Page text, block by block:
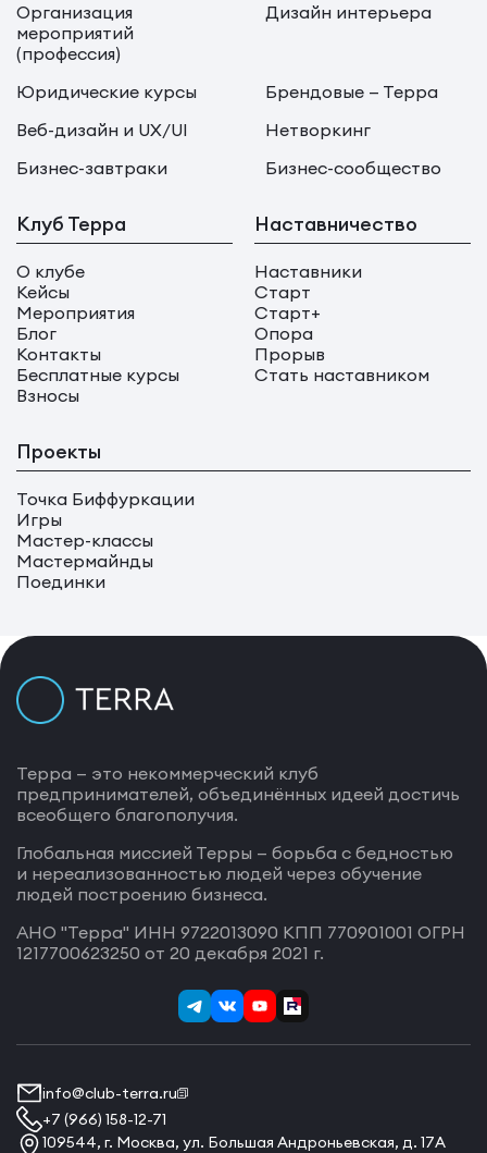
Организация
мероприятий
(профессия)
Дизайн интерьера
Юридические курсы
Брендовые — Терра
Веб-дизайн и UX/UI
Нетворкинг
Бизнес-завтраки
Бизнес-сообщество
Клуб Терра
О клубе
Кейсы
Мероприятия
Блог
Контакты
Бесплатные курсы
Взносы
Наставничество
Наставники
Старт
Старт+
Опора
Прорыв
Стать наставником
Проекты
Точка Биффуркации
Игры
Мастер-классы
Мастермайнды
Поединки
Терра — это некоммерческий клуб
предпринимателей, объединённых идеей достичь
всеобщего благополучия.
Глобальная миссией Терры — борьба с бедностью
и нереализованностью людей через обучение
людей построению бизнеса.
АНО "Терра" ИНН 9722013090 КПП 770901001 ОГРН
1217700623250 от 20 декабря 2021 г.
info@club-terra.ru
+7 (966) 158-12-71
109544, г. Москва, ул. Большая Андроньевская, д. 17А